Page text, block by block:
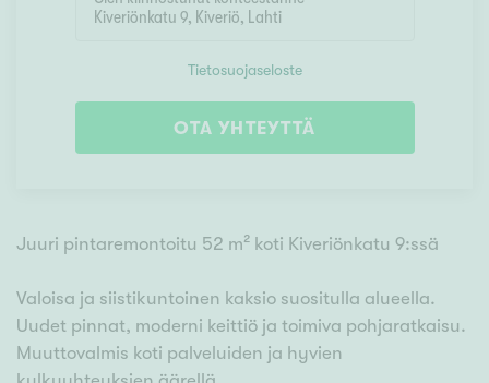
Tietosuojaseloste
OTA YHTEYTTÄ
Juuri pintaremontoitu 52 m² koti Kiveriönkatu 9:ssä
Valoisa ja siistikuntoinen kaksio suositulla alueella.
Uudet pinnat, moderni keittiö ja toimiva pohjaratkaisu.
Muuttovalmis koti palveluiden ja hyvien